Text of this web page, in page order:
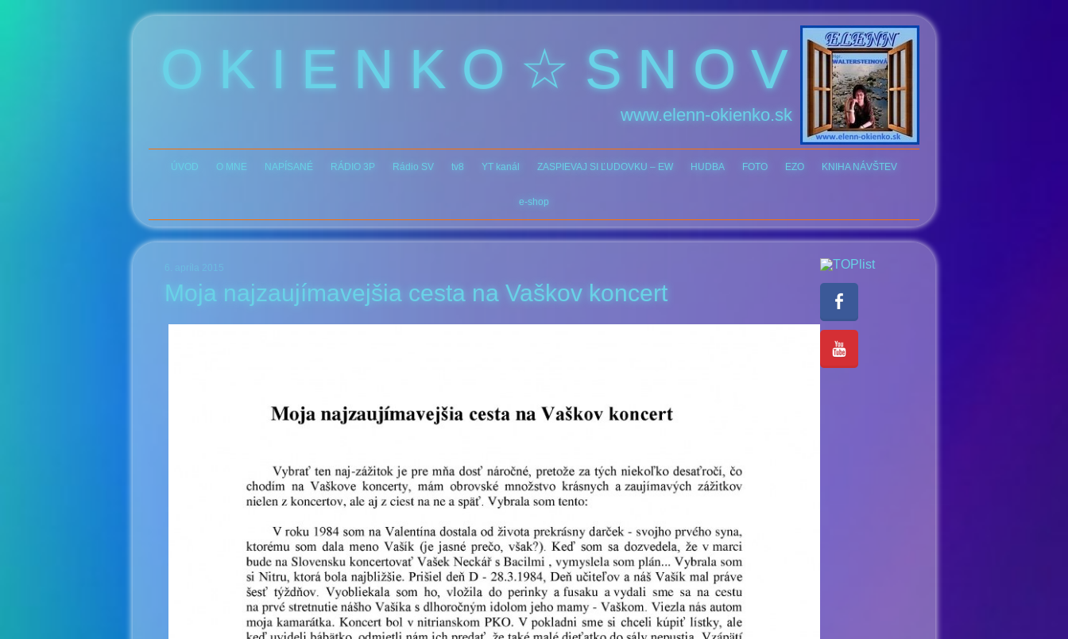
O K I E N K O ☆ S N O V
www.elenn-okienko.sk
ÚVOD O MNE NAPÍSANÉ RÁDIO 3P Rádio SV tv8 YT kanál ZASPIEVAJ SI ĽUDOVKU – EW HUDBA FOTO EZO KNIHA NÁVŠTEV
e-shop
6. apríla 2015
Moja najzaujímavejšia cesta na Vaškov koncert